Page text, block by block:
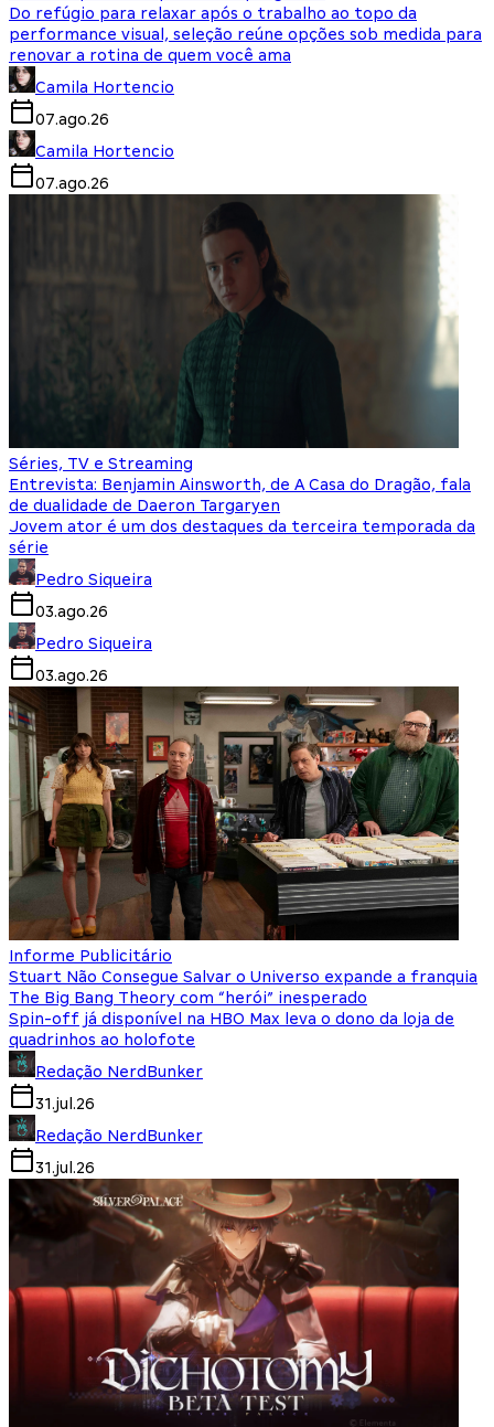
Do refúgio para relaxar após o trabalho ao topo da
performance visual, seleção reúne opções sob medida para
renovar a rotina de quem você ama
Camila Hortencio
07.ago.26
Camila Hortencio
07.ago.26
Séries, TV e Streaming
Entrevista: Benjamin Ainsworth, de A Casa do Dragão, fala
de dualidade de Daeron Targaryen
Jovem ator é um dos destaques da terceira temporada da
série
Pedro Siqueira
03.ago.26
Pedro Siqueira
03.ago.26
Informe Publicitário
Stuart Não Consegue Salvar o Universo expande a franquia
The Big Bang Theory com “herói” inesperado
Spin-off já disponível na HBO Max leva o dono da loja de
quadrinhos ao holofote
Redação NerdBunker
31.jul.26
Redação NerdBunker
31.jul.26